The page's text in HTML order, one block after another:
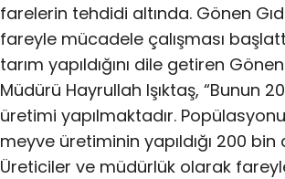
farelerin tehdidi altında. Gönen
fareyle mücadele çalışması
tarım yapıldığını dile getiren
Müdürü Hayrullah Işıktaş, “Bunun
üretimi yapılmaktadır.
meyve üretiminin yapıldığı 200
Üreticiler ve müdürlük olarak